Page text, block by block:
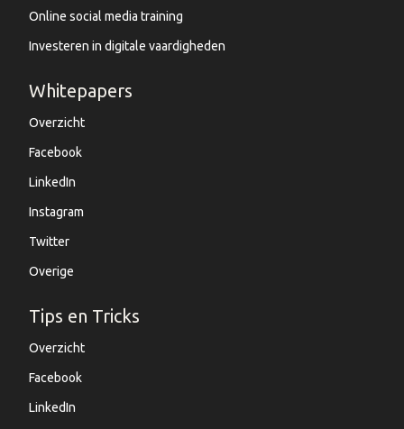
Online social media training
Investeren in digitale vaardigheden
Whitepapers
Overzicht
Facebook
LinkedIn
Instagram
Twitter
Overige
Tips en Tricks
Overzicht
Facebook
LinkedIn